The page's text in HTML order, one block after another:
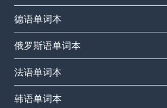
德语单词本
俄罗斯语单词本
法语单词本
韩语单词本